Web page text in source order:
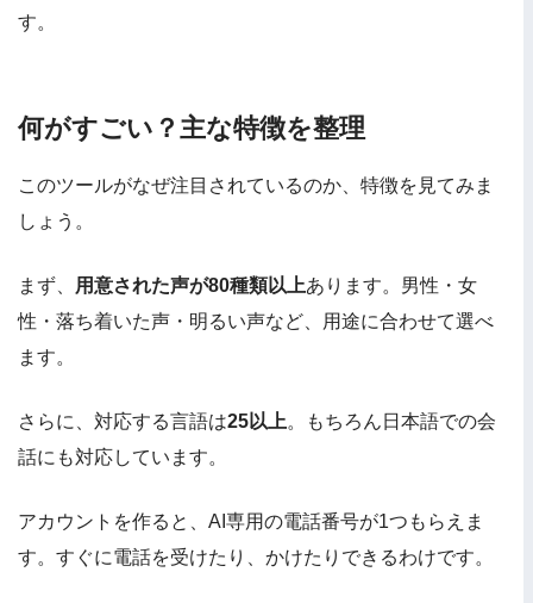
す。
何がすごい？主な特徴を整理
このツールがなぜ注目されているのか、特徴を見てみま
しょう。
まず、 用意された声が80種類以上あります。男性・女
性・落ち着いた声・明るい声など、用途に合わせて選べ
ます。
さらに、対応する言語は25以上。もちろん日本語での会
話にも対応しています。
アカウントを作ると、AI専用の電話番号が1つもらえま
す。すぐに電話を受けたり、かけたりできるわけです。